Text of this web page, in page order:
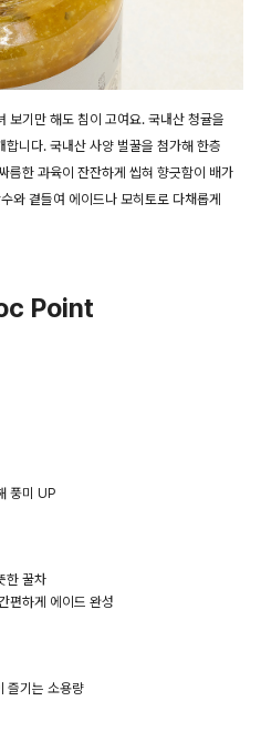
보기만 해도 침이 고여요. 국내산 청귤을
니다. 국내산 사양 벌꿀을 첨가해 한층
름한 과육이 잔잔하게 씹혀 향긋함이 배가
와 곁들여 에이드나 모히토로 다채롭게
Point
풍미 UP
한 꿀차
편하게 에이드 완성
즐기는 소용량